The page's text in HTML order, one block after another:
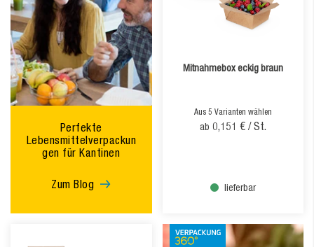
Perfekte
Lebensmittelverpackun
gen für Kantinen
Zum Blog
Mitnahmebox eckig braun
Aus 5 Varianten wählen
ab 0,151 € / St.
lieferbar